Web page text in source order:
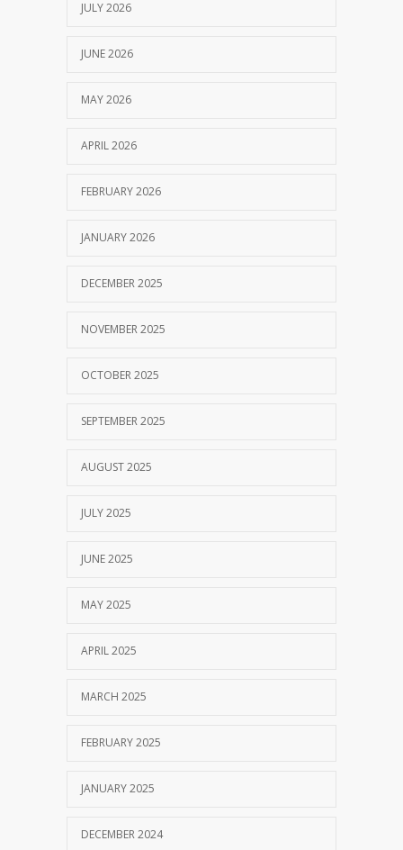
JULY 2026
JUNE 2026
MAY 2026
APRIL 2026
FEBRUARY 2026
JANUARY 2026
DECEMBER 2025
NOVEMBER 2025
OCTOBER 2025
SEPTEMBER 2025
AUGUST 2025
JULY 2025
JUNE 2025
MAY 2025
APRIL 2025
MARCH 2025
FEBRUARY 2025
JANUARY 2025
DECEMBER 2024